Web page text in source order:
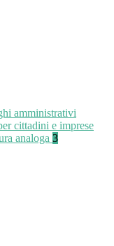
amministrativi
cittadini e imprese
analoga 3